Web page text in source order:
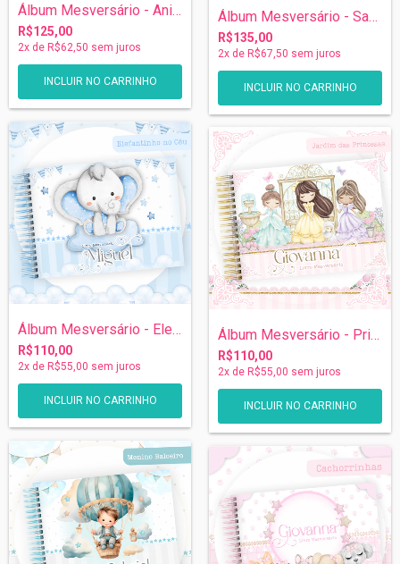
Álbum Mesversário - Animais Baloeiros Me...
R$125,00
2x de R$62,50 sem juros
Álbum Mesversário - Safari
R$135,00
2x de R$67,50 sem juros
Álbum Mesversário - Elefante
R$110,00
2x de R$55,00 sem juros
INCLUIR NO CARRINHO
Álbum Mesversário - Princesas
R$110,00
2x de R$55,00 sem juros
INCLUIR NO CARRINHO